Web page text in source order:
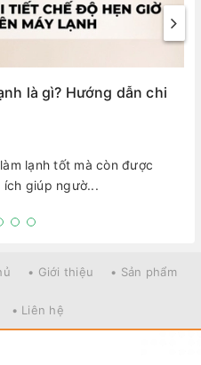
là gì? Hướng dẫn chi
lạnh tốt mà còn được
giúp ngườ...
• Giới thiệu • Sản phẩm
• Liên hệ